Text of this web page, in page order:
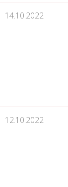
14.10.2022
12.10.2022